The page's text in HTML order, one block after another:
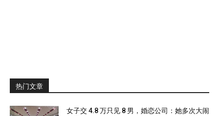
热门文章
女子交 4.8 万只见 8 男，婚恋公司：她多次大闹